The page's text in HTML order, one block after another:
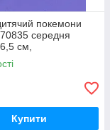
покемони
70835 середня
см,
Купити